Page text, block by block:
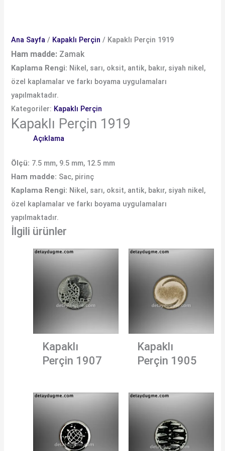
Ana Sayfa / Kapaklı Perçin / Kapaklı Perçin 1919
Ham madde: Zamak
Kaplama Rengi: Nikel, sarı, oksit, antik, bakır, siyah nikel,
özel kaplamalar ve farkı boyama uygulamaları
yapılmaktadır.
Kategoriler: Kapaklı Perçin
Kapaklı Perçin 1919
Açıklama
Ölçü: 7.5 mm, 9.5 mm, 12.5 mm
Ham madde: Sac, pirinç
Kaplama Rengi: Nikel, sarı, oksit, antik, bakır, siyah nikel,
özel kaplamalar ve farkı boyama uygulamaları
yapılmaktadır.
İlgili ürünler
Kapaklı
Perçin 1907
Kapaklı
Perçin 1905